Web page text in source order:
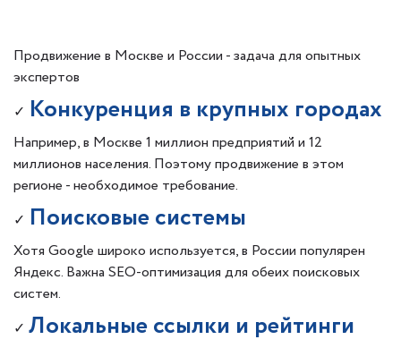
Продвижение в Москве и России - задача для опытных
экспертов
✓ Конкуренция в крупных городах
Например, в Москве 1 миллион предприятий и 12
миллионов населения. Поэтому продвижение в этом
регионе - необходимое требование.
✓ Поисковые системы
Хотя Google широко используется, в России популярен
Яндекс. Важна SEO-оптимизация для обеих поисковых
систем.
✓ Локальные ссылки и рейтинги